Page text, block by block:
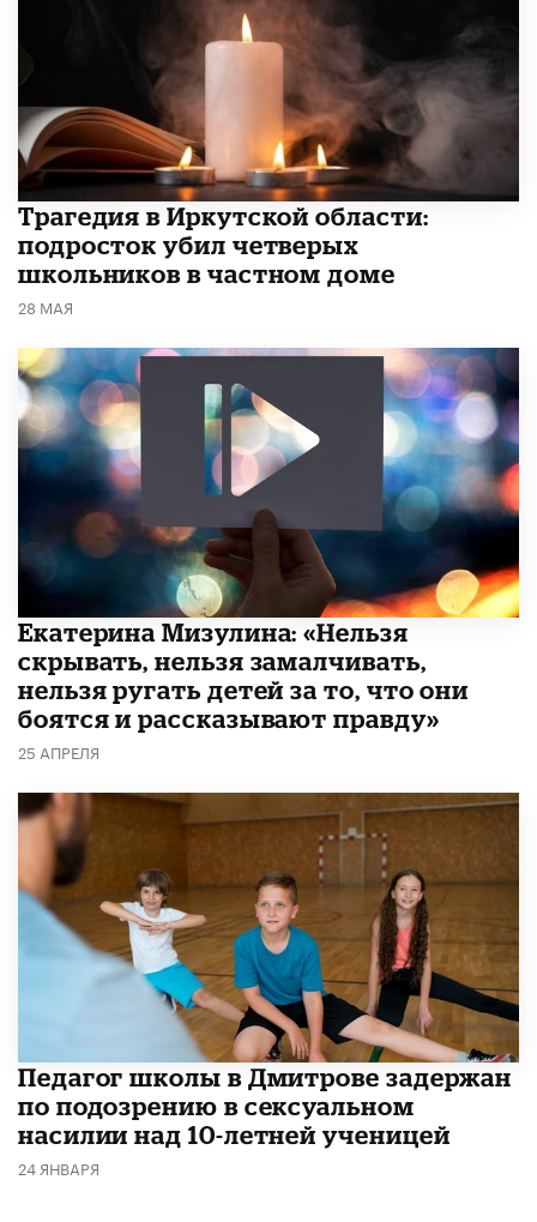
Трагедия в Иркутской области:
подросток убил четверых
школьников в частном доме
28 МАЯ
Екатерина Мизулина: «Нельзя
скрывать, нельзя замалчивать,
нельзя ругать детей за то, что они
боятся и рассказывают правду»
25 АПРЕЛЯ
Педагог школы в Дмитрове задержан
по подозрению в сексуальном
насилии над 10-летней ученицей
24 ЯНВАРЯ